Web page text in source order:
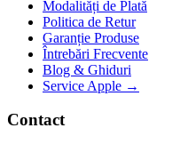
Modalități de Plată
Politica de Retur
Garanție Produse
Întrebări Frecvente
Blog & Ghiduri
Service Apple →
Contact